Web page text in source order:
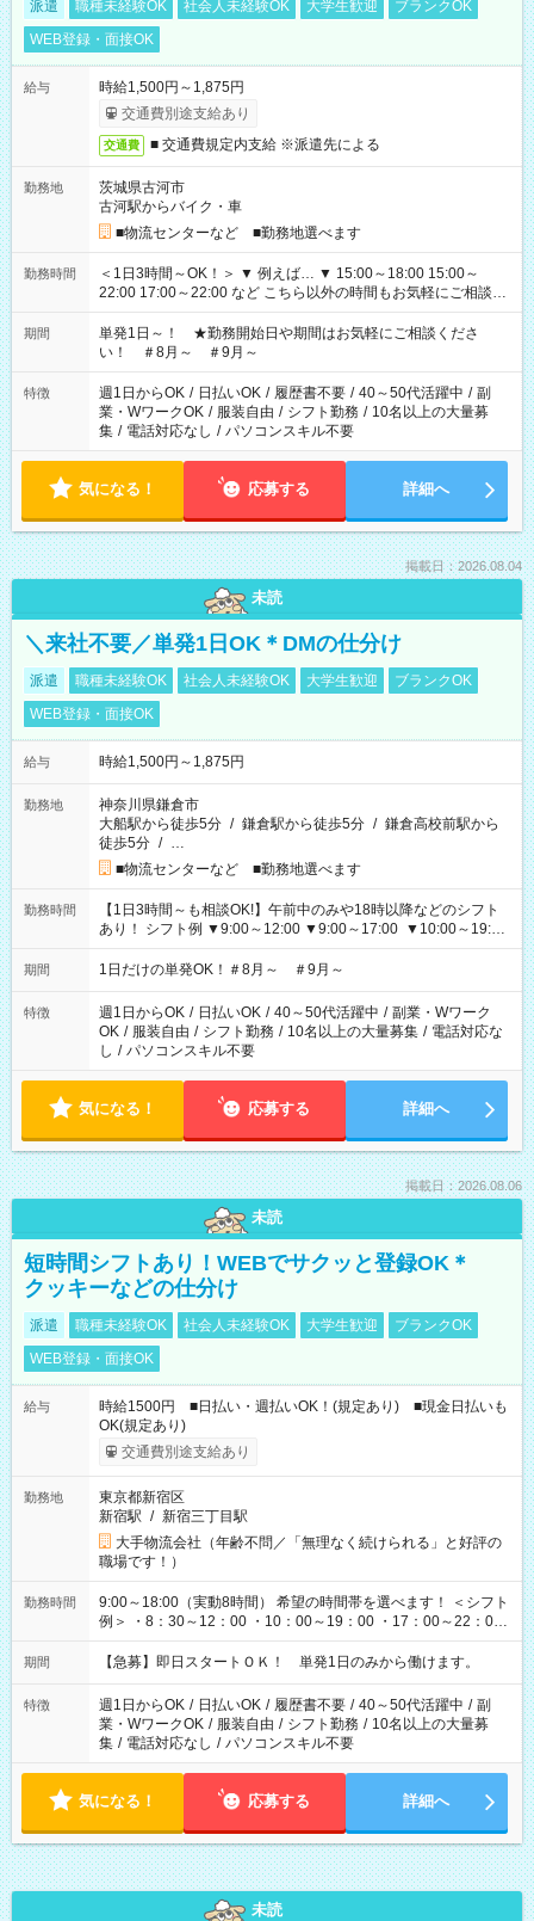
派遣 職種未経験OK 社会人未経験OK 大学生歓迎
ブランクOK
WEB登録・面接OK
給与
時給1,500円～1,875円
交通費別途支給あり
交通費 ■ 交通費規定内支給 ※派遣先による
勤務地
茨城県古河市
古河駅からバイク・車
■物流センターなど ■勤務地選べます
勤務時間
＜1日3時間～OK！＞ ▼ 例えば… ▼ 15:00～18:00 15:00～
22:00 17:00～22:00 など こちら以外の時間もお気軽にご相談く
ださい！
期間
単発1日～！ ★勤務開始日や期間はお気軽にご相談くださ
い！ ＃8月～ ＃9月～
特徴 週1日からOK / 日払いOK / 履歴書不要 / 40～50代活躍中 / 副
業・WワークOK / 服装自由 / シフト勤務 / 10名以上の大量募
集 / 電話対応なし / パソコンスキル不要
気になる！ 応募する 詳細へ
掲載日：2026.08.04
未読
＼来社不要／単発1日OK＊DMの仕分け
派遣 職種未経験OK 社会人未経験OK 大学生歓迎
ブランクOK
WEB登録・面接OK
給与 時給1,500円～1,875円
勤務地
神奈川県鎌倉市
大船駅から徒歩5分 / 鎌倉駅から徒歩5分 / 鎌倉高校前駅から
徒歩5分 / …
■物流センターなど ■勤務地選べます
勤務時間
【1日3時間～も相談OK!】午前中のみや18時以降などのシフト
あり！ シフト例 ▼9:00～12:00 ▼9:00～17:00 ▼10:00～19:00
▼18:00～21:00
期間 1日だけの単発OK！＃8月～ ＃9月～
特徴 週1日からOK / 日払いOK / 40～50代活躍中 / 副業・Wワーク
OK / 服装自由 / シフト勤務 / 10名以上の大量募集 / 電話対応な
し / パソコンスキル不要
気になる！ 応募する 詳細へ
掲載日：2026.08.06
未読
短時間シフトあり！WEBでサクッと登録OK＊
クッキーなどの仕分け
派遣 職種未経験OK 社会人未経験OK 大学生歓迎
ブランクOK
WEB登録・面接OK
給与
時給1500円 ■日払い・週払いOK！(規定あり) ■現金日払いも
OK(規定あり)
交通費別途支給あり
勤務地
東京都新宿区
新宿駅 / 新宿三丁目駅
大手物流会社（年齢不問／「無理なく続けられる」と好評の
職場です！）
勤務時間
9:00～18:00（実動8時間） 希望の時間帯を選べます！ ＜シフト
例＞ ・8：30～12：00 ・10：00～19：00 ・17：00～22：00
・13：00～22：00 ・22：00～翌6：00 など
期間 【急募】即日スタートＯＫ！ 単発1日のみから働けます。
特徴 週1日からOK / 日払いOK / 履歴書不要 / 40～50代活躍中 / 副
業・WワークOK / 服装自由 / シフト勤務 / 10名以上の大量募
集 / 電話対応なし / パソコンスキル不要
気になる！ 応募する 詳細へ
未読